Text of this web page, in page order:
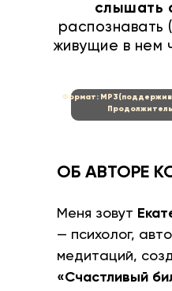
Формат:
слышать
распознавать
живущие в нем
ОБ АВТОРЕ
Меня зовут
— психолог,
медитаций,
«Счастливый